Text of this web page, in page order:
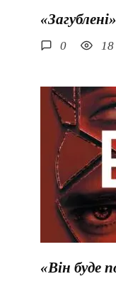
0 18
«Він буде